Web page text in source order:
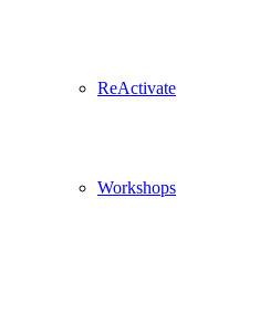
ReActivate
Workshops